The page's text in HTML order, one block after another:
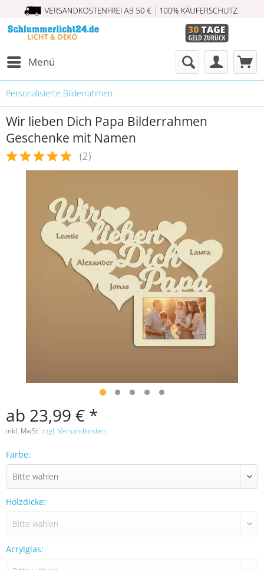
Menü
Personalisierte Bilderrahmen
Wir lieben Dich Papa Bilderrahmen
Geschenke mit Namen
(2)
ab 23,99 € *
inkl. MwSt. zzgl. Versandkosten
Farbe:
Holzdicke:
Acrylglas: